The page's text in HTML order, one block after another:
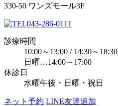
330-50 ワンズモール3F
043-286-0111
診療時間
10:00～13:00 / 14:30～18:30
日曜…14:00～17:00
休診日
水曜午後・日曜・祝日
ネット予約 LINE友達追加